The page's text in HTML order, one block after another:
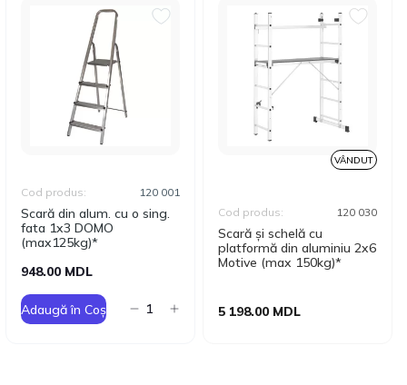
Scară din alum. cu o sing.
fata 1x3 DOMO
(max125kg)*
Cod produs: 120 001
948.00 MDL
Adaugă în Coș
VÂNDUT
Scară și schelă cu
platformă din aluminiu 2x6
Motive (max 150kg)*
Cod produs: 120 030
5 198.00 MDL